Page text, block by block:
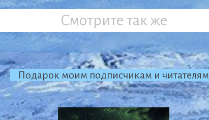
Смотрите так же
Подарок моим подписчикам и читателям